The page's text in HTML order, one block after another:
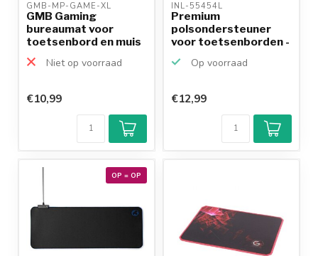
GMB-MP-GAME-XL
GMB Gaming
bureaumat voor
toetsenbord en muis
/ zwart
Niet op voorraad
€10,99
INL-55454L
Premium
polsondersteuner
voor toetsenborden -
Op voorraad
€12,99
OP = OP